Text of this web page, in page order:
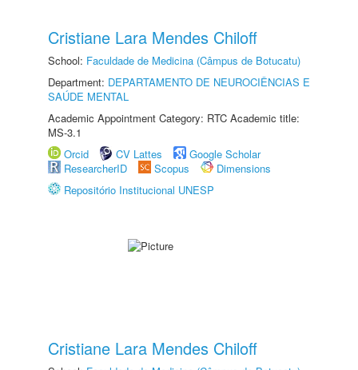
Cristiane Lara Mendes Chiloff
School: Faculdade de Medicina (Câmpus de Botucatu)
Department: DEPARTAMENTO DE NEUROCIÊNCIAS E
SAÚDE MENTAL
Academic Appointment Category: RTC Academic title:
MS-3.1
Orcid
CV Lattes
Google Scholar
ResearcherID
Scopus
Dimensions
Repositório Institucional UNESP
Cristiane Lara Mendes Chiloff